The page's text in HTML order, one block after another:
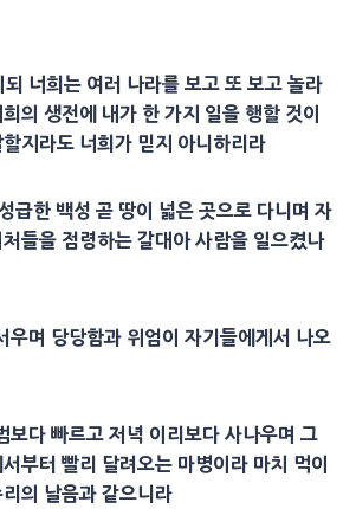
되 너희는 여러 나라를 보고 또 보고 놀라
의 생전에 내가 한 가지 일을 행할 것이
지라도 너희가 믿지 아니하리라
급한 백성 곧 땅이 넓은 곳으로 다니며 자
들을 점령하는 갈대아사람을 일으켰나
우며 당당함과 위엄이 자기들에게서 나오
보다 빠르고 저녁 이리보다 사나우며 그
부터 빨리 달려오는 마병이라 마치 먹이
의 날음과 같으니라